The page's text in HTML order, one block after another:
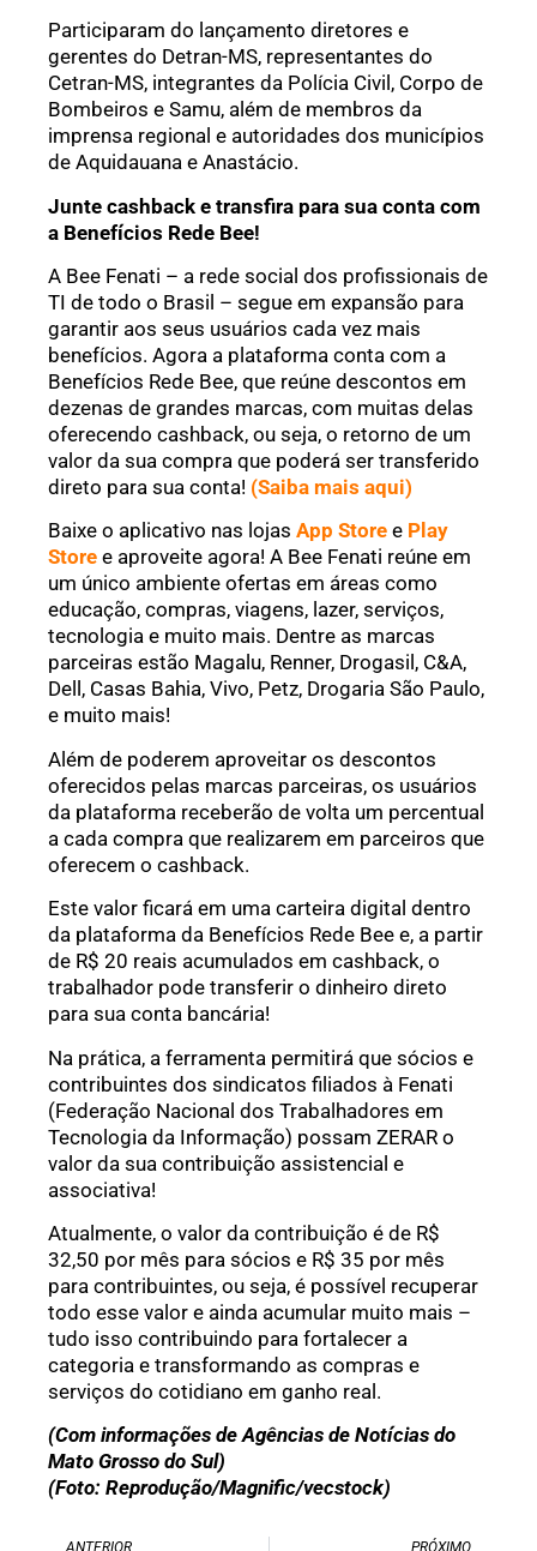
Participaram do lançamento diretores e
gerentes do Detran-MS, representantes do
Cetran-MS, integrantes da Polícia Civil, Corpo de
Bombeiros e Samu, além de membros da
imprensa regional e autoridades dos municípios
de Aquidauana e Anastácio.
Junte cashback e transfira para sua conta com
a Benefícios Rede Bee!
A Bee Fenati – a rede social dos profissionais de
TI de todo o Brasil – segue em expansão para
garantir aos seus usuários cada vez mais
benefícios. Agora a plataforma conta com a
Benefícios Rede Bee, que reúne descontos em
dezenas de grandes marcas, com muitas delas
oferecendo cashback, ou seja, o retorno de um
valor da sua compra que poderá ser transferido
direto para sua conta! (Saiba mais aqui)
Baixe o aplicativo nas lojas App Store e Play
Store e aproveite agora! A Bee Fenati reúne em
um único ambiente ofertas em áreas como
educação, compras, viagens, lazer, serviços,
tecnologia e muito mais. Dentre as marcas
parceiras estão Magalu, Renner, Drogasil, C&A,
Dell, Casas Bahia, Vivo, Petz, Drogaria São Paulo,
e muito mais!
Além de poderem aproveitar os descontos
oferecidos pelas marcas parceiras, os usuários
da plataforma receberão de volta um percentual
a cada compra que realizarem em parceiros que
oferecem o cashback.
Este valor ficará em uma carteira digital dentro
da plataforma da Benefícios Rede Bee e, a partir
de R$ 20 reais acumulados em cashback, o
trabalhador pode transferir o dinheiro direto
para sua conta bancária!
Na prática, a ferramenta permitirá que sócios e
contribuintes dos sindicatos filiados à Fenati
(Federação Nacional dos Trabalhadores em
Tecnologia da Informação) possam ZERAR o
valor da sua contribuição assistencial e
associativa!
Atualmente, o valor da contribuição é de R$
32,50 por mês para sócios e R$ 35 por mês
para contribuintes, ou seja, é possível recuperar
todo esse valor e ainda acumular muito mais –
tudo isso contribuindo para fortalecer a
categoria e transformando as compras e
serviços do cotidiano em ganho real.
(Com informações de Agências de Notícias do
Mato Grosso do Sul)
(Foto: Reprodução/Magnific/vecstock)